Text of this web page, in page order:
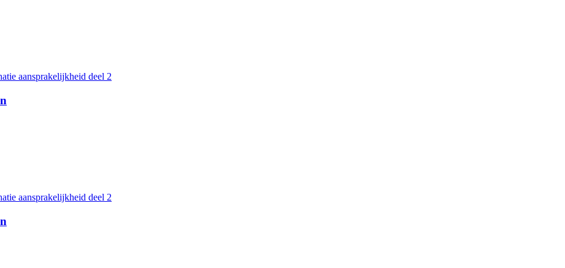
aansprakelijkheid deel 2
aansprakelijkheid deel 2